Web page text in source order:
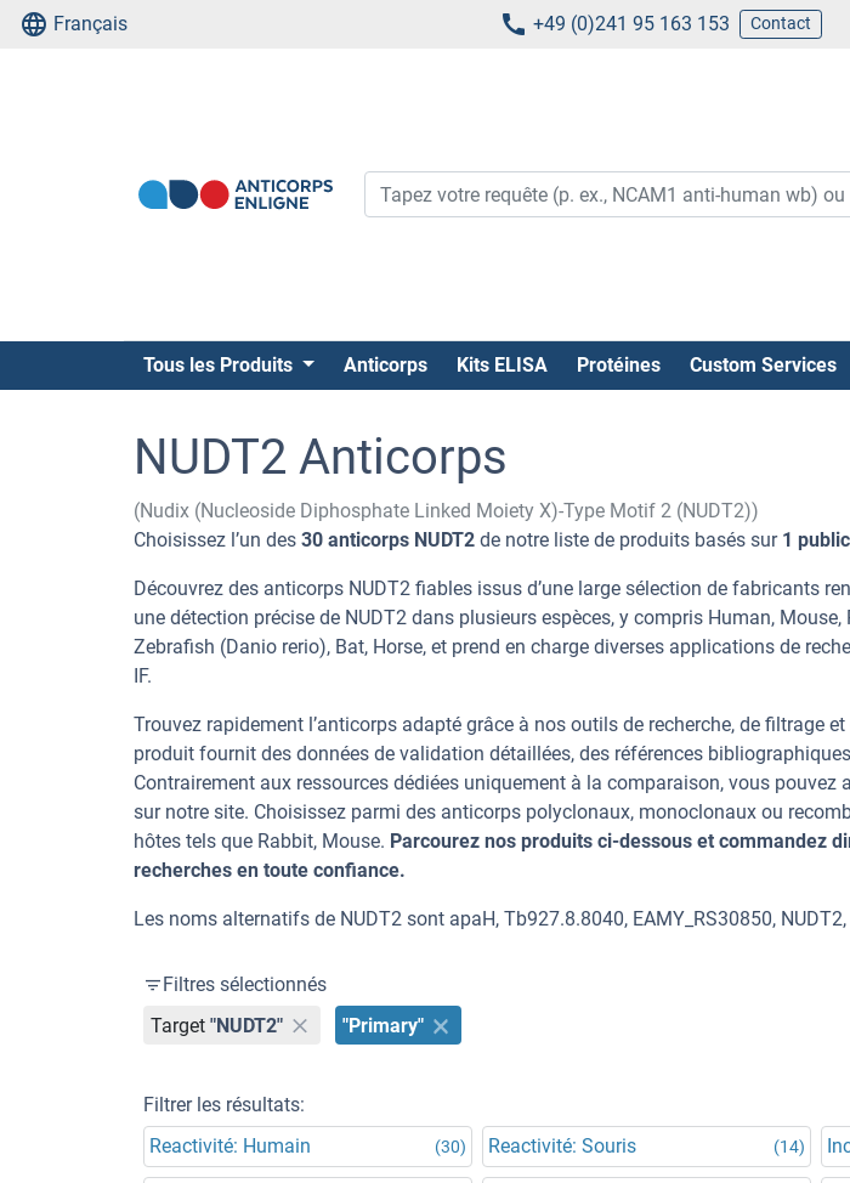
Français +49 (0)241 95 163 153 Contact
Tous les Produits Anticorps Kits ELISA Protéines Custom Services
NUDT2 Anticorps
(Nudix (Nucleoside Diphosphate Linked Moiety X)-Type Motif 2 (NUDT2))
Choisissez l’un des 30 anticorps NUDT2 de notre liste de produits basés sur 1
Découvrez des anticorps NUDT2 fiables issus d’une large sélection de fabricants
une détection précise de NUDT2 dans plusieurs espèces, y compris Human, Mouse,
Zebrafish (Danio rerio), Bat, Horse, et prend en charge diverses applications de
IF.
Trouvez rapidement l’anticorps adapté grâce à nos outils de recherche, de filtrage
produit fournit des données de validation détaillées, des références
Contrairement aux ressources dédiées uniquement à la comparaison, vous pouvez
sur notre site. Choisissez parmi des anticorps polyclonaux, monoclonaux ou
hôtes tels que Rabbit, Mouse. Parcourez nos produits ci-dessous et commandez
recherches en toute confiance.
Les noms alternatifs de NUDT2 sont apaH, Tb927.8.8040, EAMY_RS30850,
Filtres sélectionnés
Target "NUDT2" "Primary"
Filtrer les résultats:
Reactivité: Humain
(30) Reactivité: Souris (14)